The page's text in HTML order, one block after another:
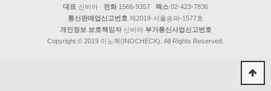
대표 신비아 전화 1566-9357 팩스 02-423-7836
통신판매업신고번호 제2019-서울송파-1577호
개인정보 보호책임자신비아 부가통신사업신고번호
Copyright © 2019 이노첵(INOCHECK). All Rights Reserved.